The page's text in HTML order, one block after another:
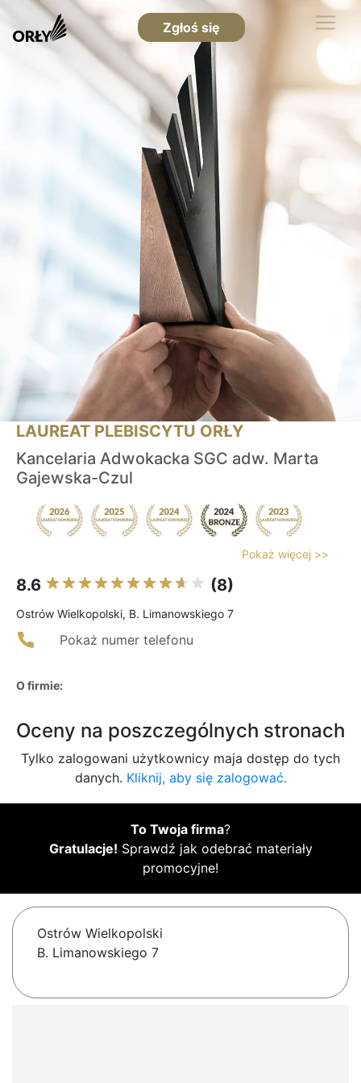
Zgłoś się
LAUREAT PLEBISCYTU ORŁY
Kancelaria Adwokacka SGC adw. Marta
Gajewska-Czul
Pokaż więcej >>
8.6 (8)
Ostrów Wielkopolski, B. Limanowskiego 7
Pokaż numer telefonu
O firmie:
Oceny na poszczególnych stronach
Tylko zalogowani użytkownicy maja dostęp do tych
danych. Kliknij, aby się zalogować.
To Twoja firma?
Gratulacje! Sprawdź jak odebrać materiały
promocyjne!
Ostrów Wielkopolski
B. Limanowskiego 7